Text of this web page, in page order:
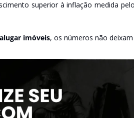
superior à inflação medida
imóveis, os números não deixam